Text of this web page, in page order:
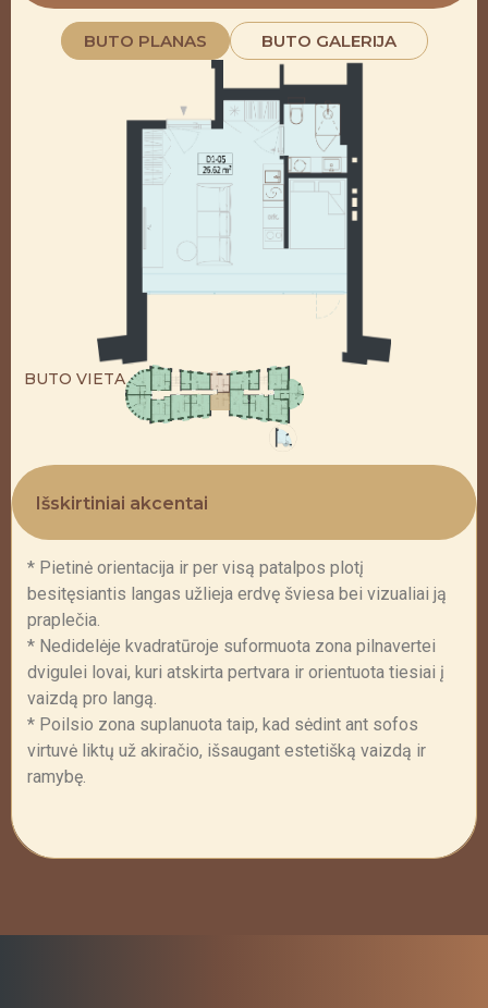
BUTO PLANAS BUTO GALERIJA
BUTO VIETA
Išskirtiniai akcentai
* Pietinė orientacija ir per visą patalpos plotį
besitęsiantis langas užlieja erdvę šviesa bei vizualiai ją
praplečia.
* Nedidelėje kvadratūroje suformuota zona pilnavertei
dvigulei lovai, kuri atskirta pertvara ir orientuota tiesiai į
vaizdą pro langą.
* Poilsio zona suplanuota taip, kad sėdint ant sofos
virtuvė liktų už akiračio, išsaugant estetišką vaizdą ir
ramybę.